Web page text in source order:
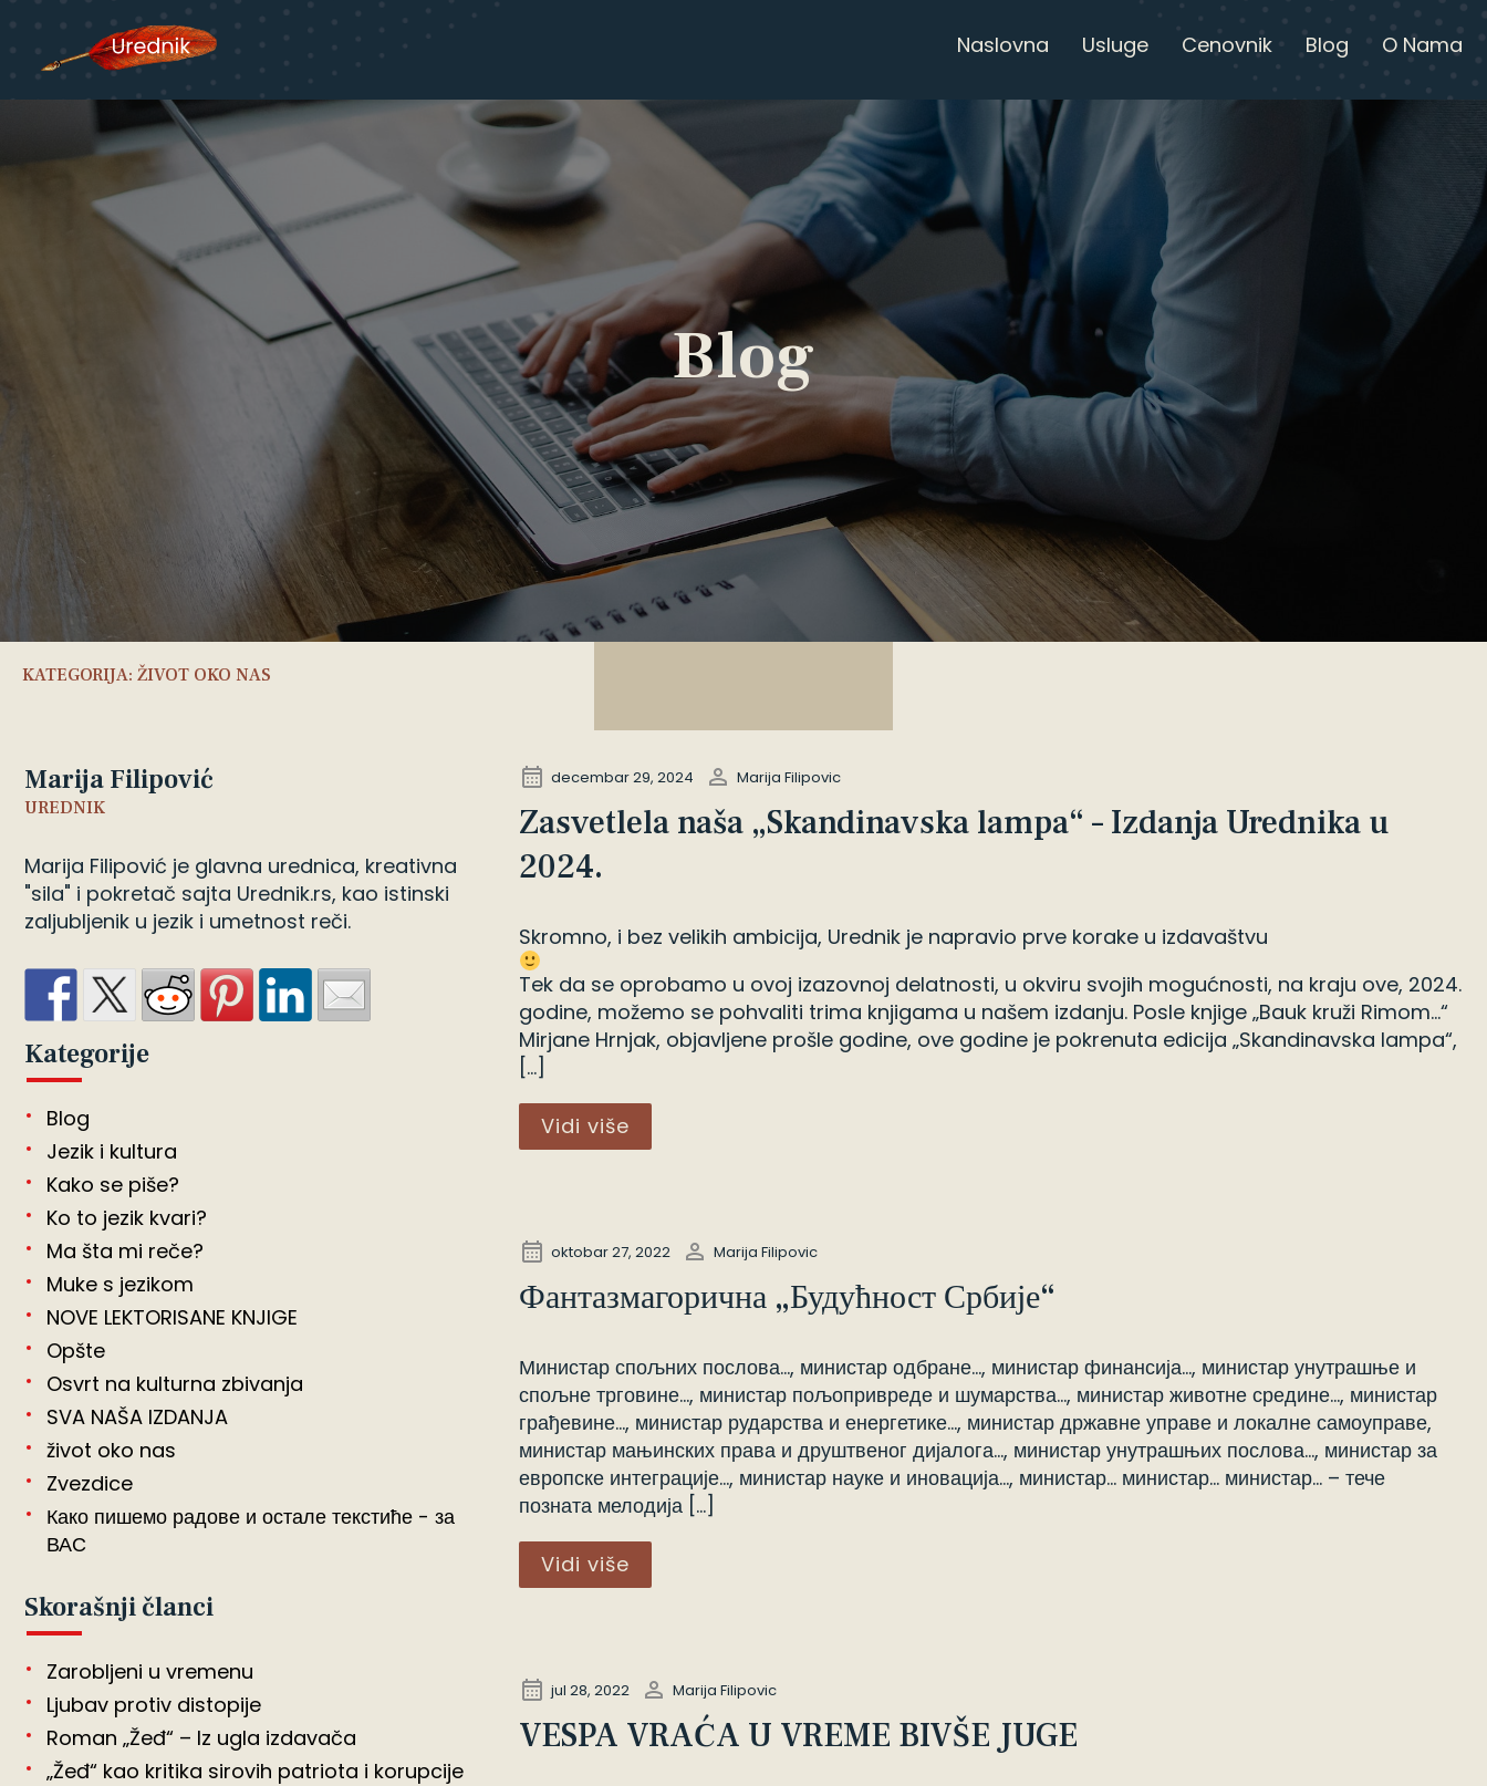
Naslovna Usluge Cenovnik Blog O Nama
Blog
KATEGORIJA: ŽIVOT OKO NAS
Marija Filipović
UREDNIK
Marija Filipović je glavna urednica, kreativna
"sila" i pokretač sajta Urednik.rs, kao istinski
zaljubljenik u jezik i umetnost reči.
Kategorije
Blog
Jezik i kultura
Kako se piše?
Ko to jezik kvari?
Ma šta mi reče?
Muke s jezikom
NOVE LEKTORISANE KNJIGE
Opšte
Osvrt na kulturna zbivanja
SVA NAŠA IZDANJA
život oko nas
Zvezdice
Како пишемо радове и остале текстиће - за
ВАС
Skorašnji članci
Zarobljeni u vremenu
Ljubav protiv distopije
Roman „Žeđ“ – Iz ugla izdavača
„Žeđ“ kao kritika sirovih patriota i korupcije
decembar 29, 2024 Marija Filipovic
Zasvetlela naša „Skandinavska lampa“ – Izdanja Urednika u
2024.
Skromno, i bez velikih ambicija, Urednik je napravio prve korake u izdavaštvu
Tek da se oprobamo u ovoj izazovnoj delatnosti, u okviru svojih mogućnosti, na kraju ove, 2024.
godine, možemo se pohvaliti trima knjigama u našem izdanju. Posle knjige „Bauk kruži Rimom…“
Mirjane Hrnjak, objavljene prošle godine, ove godine je pokrenuta edicija „Skandinavska lampa“,
[…]
Vidi više
oktobar 27, 2022 Marija Filipovic
Фантазмагорична „Будућност Србије“
Министар спољних послова…, министар одбране…, министар финансија…, министар унутрашње и
спољне трговине…, министар пољопривреде и шумарства…, министар животне средине…, министар
грађевине…, министар рударства и енергетике…, министар државне управе и локалне самоуправе,
министар мањинских права и друштвеног дијалога…, министар унутрашњих послова…, министар за
европске интеграције…, министар науке и иновација…, министар… министар… министар… – тече
позната мелодија […]
Vidi više
jul 28, 2022 Marija Filipovic
VESPA VRAĆA U VREME BIVŠE JUGE